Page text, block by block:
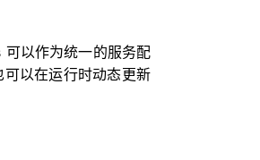
以作为统一的服务配
以在运行时动态更新